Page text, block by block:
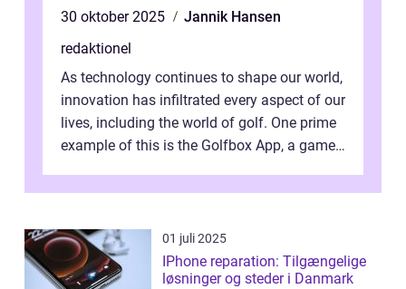
30 oktober 2025
Jannik Hansen
redaktionel
As technology continues to shape our world,
innovation has infiltrated every aspect of our
lives, including the world of golf. One prime
example of this is the Golfbox App, a game-
01 juli 2025
IPhone reparation: Tilgængelige
løsninger og steder i Danmark